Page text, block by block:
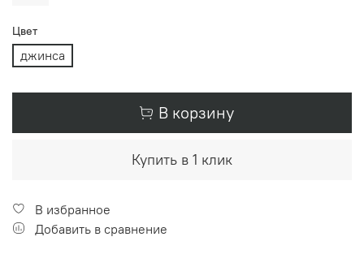
Цвет
джинса
В корзину
Купить в 1 клик
В избранное
Добавить в сравнение